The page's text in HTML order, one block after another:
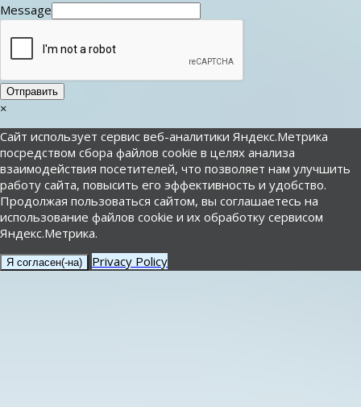
Message
Отправить
×
Сайт использует сервис веб-аналитики Яндекс.Метрика
посредством сбора файлов cookie в целях анализа
взаимодействия посетителей, что позволяет нам улучшить
работу сайта, повысить его эффективность и удобство.
Продолжая пользоваться сайтом, вы соглашаетесь на
использование файлов cookie и их обработку сервисом
Яндекс.Метрика.
Я согласен(-на) Privacy Policy